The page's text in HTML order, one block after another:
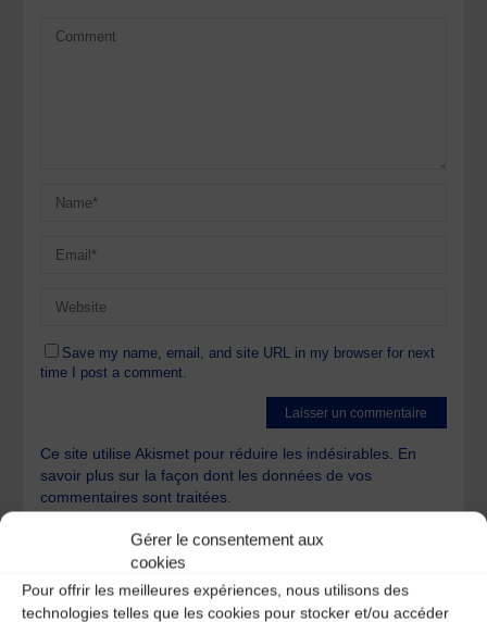
Gérer le consentement aux
cookies
Pour offrir les meilleures expériences, nous utilisons des
technologies telles que les cookies pour stocker et/ou accéder
Save my name, email, and site URL in my browser for next
time I post a comment.
Ce site utilise Akismet pour réduire les indésirables. En
savoir plus sur la façon dont les données de vos
commentaires sont traitées.